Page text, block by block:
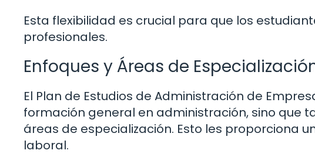
Esta flexibilidad es crucial para que los
profesionales.
Enfoques y Áreas de
El Plan de Estudios de Administración de
formación general en administración, sino que
áreas de especialización. Esto les proporciona
laboral.